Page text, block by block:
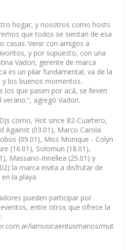
hogar, y nosotros como hosts
que todos se sientan de esa
casas. Venir con amigos a
y por supuesto, con una
Vadori, gerente de marca
es un pilar fundamental, va de la
los buenos momentos.
los que pasen por acá, se lleven
agregó Vadori.
como, Hot since 82-Cuartero,
Against (03.01), Marco Carola
(09.01), Miss Monique - Colyn
(16.01), Solomun (18.01),
Massano-Innellea (25.01) y
la marca invita a disfrutar de
la playa.
pueden participar por
entre otros que ofrece la
lamusicaentusmanos/mut